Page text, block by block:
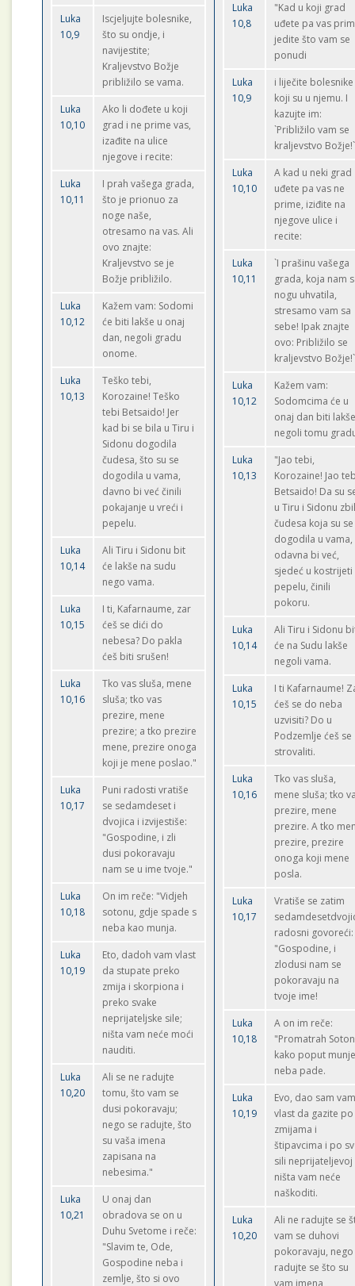
Luka
10,9
Iscjeljujte bolesnike,
što su ondje, i
navijestite;
Kraljevstvo Božje
približilo se vama.
Luka
10,10
Ako li dođete u koji
grad i ne prime vas,
izađite na ulice
njegove i recite:
Luka
10,11
I prah vašega grada,
što je prionuo za
noge naše,
otresamo na vas. Ali
ovo znajte:
Kraljevstvo se je
Božje približilo.
Luka
10,12
Kažem vam: Sodomi
će biti lakše u onaj
dan, negoli gradu
onome.
Luka
10,13
Teško tebi,
Korozaine! Teško
tebi Betsaido! Jer
kad bi se bila u Tiru i
Sidonu dogodila
čudesa, što su se
dogodila u vama,
davno bi već činili
pokajanje u vreći i
pepelu.
Luka
10,14
Ali Tiru i Sidonu bit
će lakše na sudu
nego vama.
Luka
10,15
I ti, Kafarnaume, zar
ćeš se dići do
nebesa? Do pakla
ćeš biti srušen!
Luka
10,16
Tko vas sluša, mene
sluša; tko vas
prezire, mene
prezire; a tko prezire
mene, prezire onoga
koji je mene poslao."
Luka
10,17
Puni radosti vratiše
se sedamdeset i
dvojica i izvijestiše:
"Gospodine, i zli
dusi pokoravaju
nam se u ime tvoje."
Luka
10,18
On im reče: "Vidjeh
sotonu, gdje spade s
neba kao munja.
Luka
10,19
Eto, dadoh vam vlast
da stupate preko
zmija i skorpiona i
preko svake
neprijateljske sile;
ništa vam neće moći
nauditi.
Luka
10,20
Ali se ne radujte
tomu, što vam se
dusi pokoravaju;
nego se radujte, što
su vaša imena
zapisana na
nebesima."
Luka
10,21
U onaj dan
obradova se on u
Duhu Svetome i reče:
"Slavim te, Ode,
Gospodine neba i
zemlje, što si ovo
Luka
10,8
"Kad u koji grad
uđete pa vas
jedite što vam se
ponudi
Luka
10,9
i liječite bolesnike
koji su u njemu. I
kazujte im:
`Približilo vam se
kraljevstvo Božje!`
Luka
10,10
A kad u neki grad
uđete pa vas ne
prime, iziđite na
njegove ulice i
recite:
Luka
10,11
`I prašinu vašega
grada, koja nam
nogu uhvatila,
stresamo vam sa
sebe! Ipak znajte
ovo: Približilo se
kraljevstvo Božje!`
Luka
10,12
Kažem vam:
Sodomcima će u
onaj dan biti
negoli tomu
Luka
10,13
"Jao tebi,
Korozaine! Jao
Betsaido! Da su
u Tiru i Sidonu
čudesa koja su se
dogodila u vama,
odavna bi već,
sjedeć u kostrijeti
pepelu, činili
pokoru.
Luka
10,14
Ali Tiru i Sidonu
će na Sudu lakše
negoli vama.
Luka
10,15
I ti Kafarnaume!
ćeš se do neba
uzvisiti? Do u
Podzemlje ćeš se
strovaliti.
Luka
10,16
Tko vas sluša,
mene sluša; tko
prezire, mene
prezire. A tko
prezire, prezire
onoga koji mene
posla.
Luka
10,17
Vratiše se zatim
radosni govoreći:
"Gospodine, i
zlodusi nam se
pokoravaju na
tvoje ime!
Luka
10,18
A on im reče:
"Promatrah
kako poput
neba pade.
Luka
10,19
Evo, dao sam
vlast da gazite po
zmijama i
štipavcima i po
sili neprijateljevoj
ništa vam neće
naškoditi.
Luka
10,20
Ali ne radujte se
vam se duhovi
pokoravaju, nego
radujte se što su
vam imena